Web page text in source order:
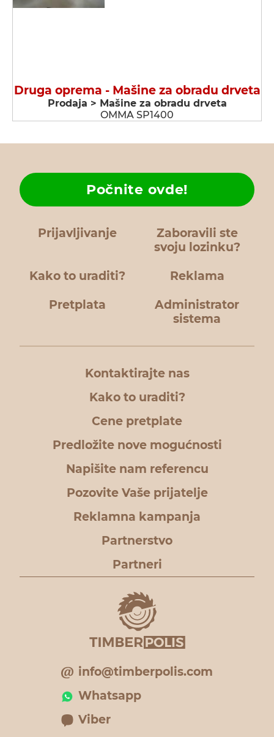
Druga oprema - Мašine za obradu drveta
Prodaja > Мašine za obradu drveta
OMMA SP1400
Prijavljivanje
Zaboravili ste
svoju lozinku?
Kako to uraditi?
Počnite ovde!
Reklama
Pretplata
Administrator
sistema
Kontaktirajte nas
Kako to uraditi?
Cene pretplate
Predložite nove mogućnosti
Napišite nam referencu
Pozovite Vaše prijatelje
Reklamna kampanja
Partnerstvo
Partneri
info@timberpolis.com
Whatsapp
Viber